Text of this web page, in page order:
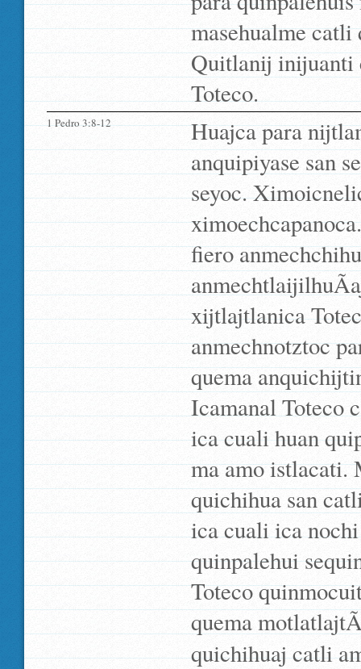
masehualme
Quitlanij inijuanti
Toteco.
1 Pedro 3:8-12
Huajca para
anquipiyase san
seyoc.
fiero
xijtlajtlanica
anmechnotztoc
quema
Icamanal Toteco
ica cuali huan
ma amo istlacati.
quichihua san
ica cuali ica
quinpalehui
Toteco
quema
quichihuaj catli